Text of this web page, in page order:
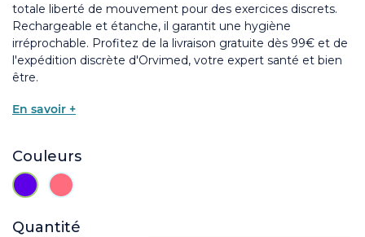
totale liberté de mouvement pour des exercices discrets.
Rechargeable et étanche, il garantit une hygiène
irréprochable. Profitez de la livraison gratuite dès 99€ et de
l'expédition discrète d'Orvimed, votre expert santé et bien
être.
En savoir +
Couleurs
Violet Rose
Quantité